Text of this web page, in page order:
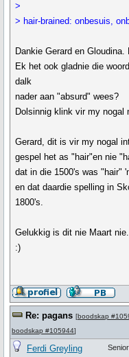
>
> hair-brained: onbesuis,
Dankie Gerard en
Ek het ook gladnie die
dalk
nader aan "absurd" wees?
Dolsinnig klink vir my nogal
Gerard, dit is vir my nogal
gespel het as "hair"en nie
dat in die 1500's was "hair"
en dat daardie spelling in
1800's.
Gelukkig is dit nie Maart
:)
Re: pagans [boodskap
boodskap #105944]
Ferdi Greyling